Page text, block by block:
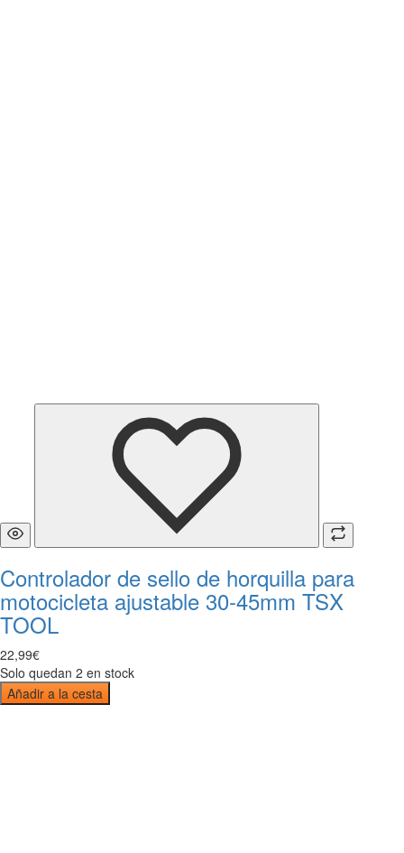
Controlador de sello de horquilla para
motocicleta ajustable 30-45mm TSX
TOOL
22,99€
Solo quedan 2 en stock
Añadir a la cesta